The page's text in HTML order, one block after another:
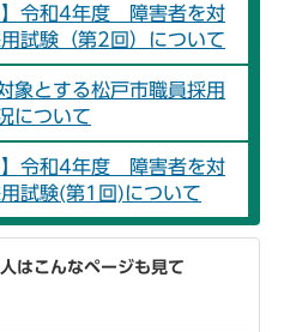
】令和4年度 障害者を対
試験（第2回）について
とする松戸市職員採用
について
】令和4年度 障害者を対
試験(第1回)について
はこんなページも見て